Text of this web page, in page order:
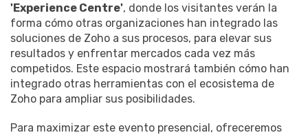
'Experience Centre', donde los visitantes verán la
forma cómo otras organizaciones han integrado las
soluciones de Zoho a sus procesos, para elevar sus
resultados y enfrentar mercados cada vez más
competidos. Este espacio mostrará también cómo han
integrado otras herramientas con el ecosistema de
Zoho para ampliar sus posibilidades.
Para maximizar este evento presencial, ofreceremos